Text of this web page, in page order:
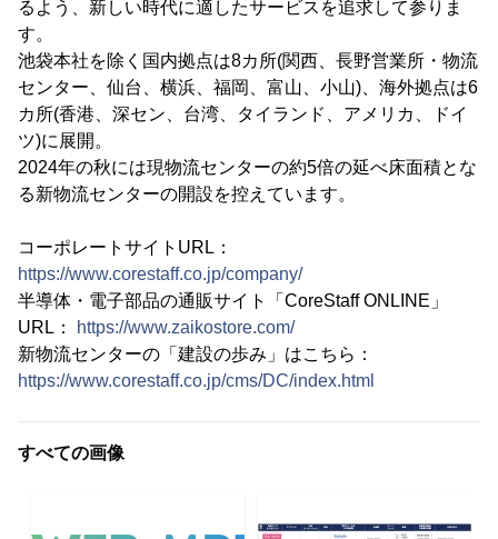
るよう、新しい時代に適したサービスを追求して参りま
す。
池袋本社を除く国内拠点は8カ所(関西、長野営業所・物流
センター、仙台、横浜、福岡、富山、小山)、海外拠点は6
カ所(香港、深セン、台湾、タイランド、アメリカ、ドイ
ツ)に展開。
2024年の秋には現物流センターの約5倍の延べ床面積とな
る新物流センターの開設を控えています。
コーポレートサイトURL：
https://www.corestaff.co.jp/company/
半導体・電子部品の通販サイト「CoreStaff ONLINE」
URL：
https://www.zaikostore.com/
新物流センターの「建設の歩み」はこちら：
https://www.corestaff.co.jp/cms/DC/index.html
すべての画像